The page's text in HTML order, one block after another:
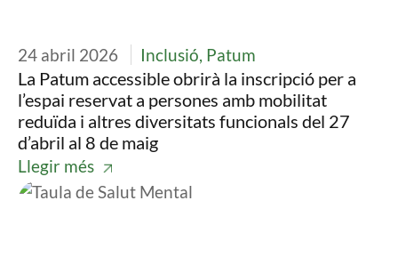
24 abril 2026 Inclusió, Patum
La Patum accessible obrirà la inscripció per a
l’espai reservat a persones amb mobilitat
reduïda i altres diversitats funcionals del 27
d’abril al 8 de maig
Llegir més
Imatge